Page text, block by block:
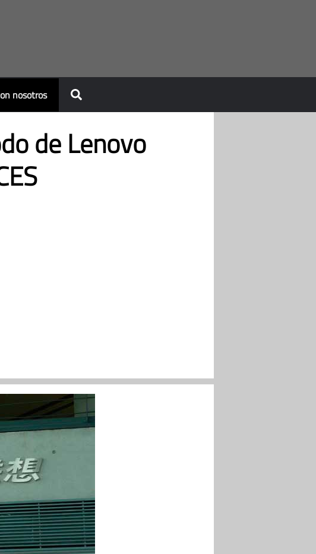
nosotros
de Lenovo